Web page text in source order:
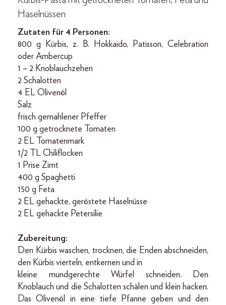
Haselnüssen
Zutaten für 4 Personen:
800 g Kürbis, z. B. Hokkaido, Patisson, Celebration
oder Ambercup
1 – 2 Knoblauchzehen
2 Schalotten
4 EL Olivenöl
Salz
frisch gemahlener Pfeffer
100 g getrocknete Tomaten
2 EL Tomatenmark
1/2 TL Chiliflocken
1 Prise Zimt
400 g Spaghetti
150 g Feta
2 EL gehackte, geröstete Haselnüsse
2 EL gehackte Petersilie
Zubereitung:
Den Kürbis waschen, trocknen, die Enden abschneiden,
den Kürbis vierteln, entkernen und in
kleine mundgerechte Würfel schneiden. Den
Knoblauch und die Schalotten schälen und klein hacken.
Das Olivenöl in eine tiefe Pfanne geben und den